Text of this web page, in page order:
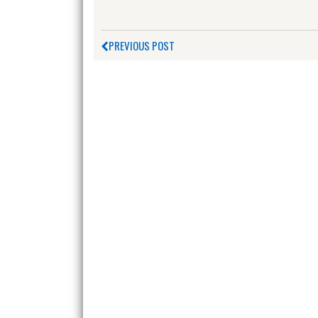
PREVIOUS POST